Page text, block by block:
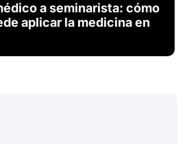
a seminarista: cómo
aplicar la medicina en